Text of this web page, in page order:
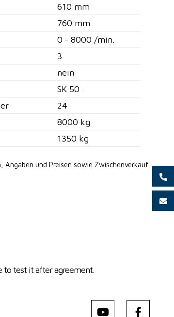
610 mm
760 mm
0 - 8000 /min.
3
nein
SK 50 .
24
8000 kg
1350 kg
Angaben und Preisen sowie Zwischenverkauf
to test it after agreement.